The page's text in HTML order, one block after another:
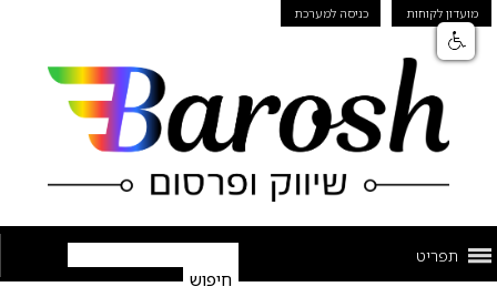
מועדון לקוחות כניסה למערכת
תפריט